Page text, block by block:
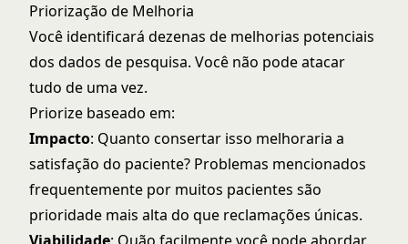
Priorização de Melhoria
Você identificará dezenas de melhorias potenciais
dos dados de pesquisa. Você não pode atacar
tudo de uma vez.
Priorize baseado em:
Impacto: Quanto consertar isso melhoraria a
satisfação do paciente? Problemas mencionados
frequentemente por muitos pacientes são
prioridade mais alta do que reclamações únicas.